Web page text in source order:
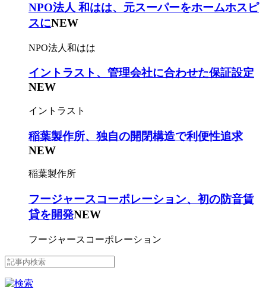
NPO法人 和はは、元スーパーをホームホスピ
スにNEW
NPO法人和はは
イントラスト、管理会社に合わせた保証設定
NEW
イントラスト
稲葉製作所、独自の開閉構造で利便性追求
NEW
稲葉製作所
フージャースコーポレーション、初の防音賃
貸を開発NEW
フージャースコーポレーション